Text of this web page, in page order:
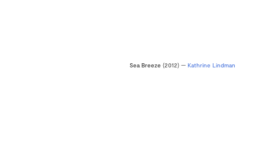
Sea Breeze (2012) — Kathrine Lindman